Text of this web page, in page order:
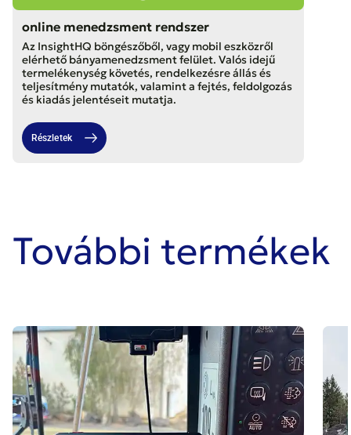
online menedzsment rendszer
Az InsightHQ böngészőből, vagy mobil eszközről
elérhető bányamenedzsment felület. Valós idejű
termelékenység követés, rendelkezésre állás és
teljesítmény mutatók, valamint a fejtés, feldolgozás
és kiadás jelentéseit mutatja.
Részletek
További termékek